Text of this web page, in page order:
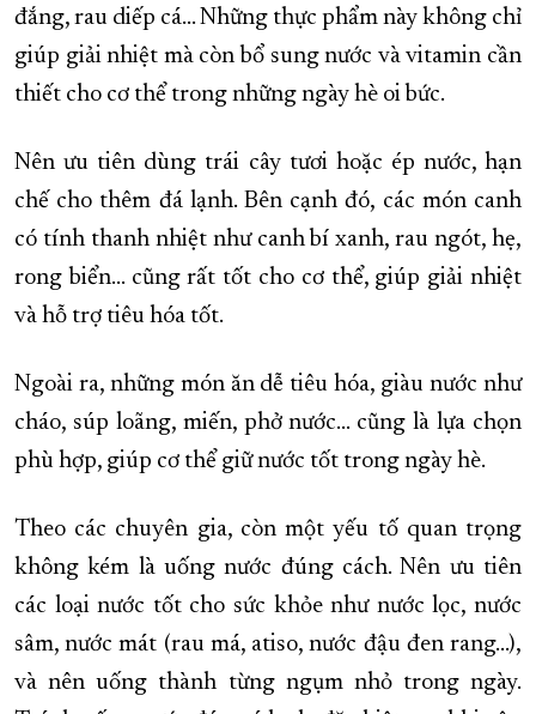
đắng, rau diếp cá… Những thực phẩm này không chỉ
giúp giải nhiệt mà còn bổ sung nước và vitamin cần
thiết cho cơ thể trong những ngày hè oi bức.
Nên ưu tiên dùng trái cây tươi hoặc ép nước, hạn
chế cho thêm đá lạnh. Bên cạnh đó, các món canh
có tính thanh nhiệt như canh bí xanh, rau ngót, hẹ,
rong biển… cũng rất tốt cho cơ thể, giúp giải nhiệt
và hỗ trợ tiêu hóa tốt.
Ngoài ra, những món ăn dễ tiêu hóa, giàu nước như
cháo, súp loãng, miến, phở nước… cũng là lựa chọn
phù hợp, giúp cơ thể giữ nước tốt trong ngày hè.
Theo các chuyên gia, còn một yếu tố quan trọng
không kém là uống nước đúng cách. Nên ưu tiên
các loại nước tốt cho sức khỏe như nước lọc, nước
sâm, nước mát (rau má, atiso, nước đậu đen rang…),
và nên uống thành từng ngụm nhỏ trong ngày.